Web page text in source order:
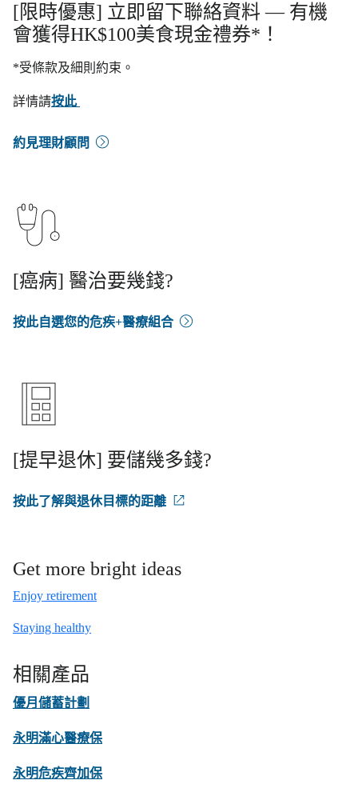
[限時優惠] 立即留下聯絡資料 — 有機
會獲得HK$100美食現金禮券*！
*受條款及細則約束。
詳情請按此
約見理財顧問
[癌病] 醫治要幾錢?
按此自選您的危疾+醫療組合
[提早退休] 要儲幾多錢?
按此了解與退休目標的距離
Get more bright ideas
Enjoy retirement
Staying healthy
相關產品
優月儲蓄計劃
永明滿心醫療保
永明危疾齊加保